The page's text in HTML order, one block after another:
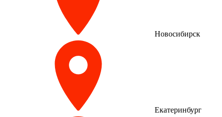
Новосибирск
Екатеринбург